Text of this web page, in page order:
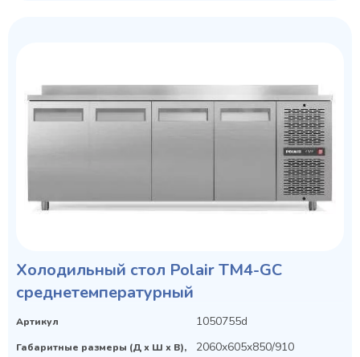
Холодильный стол Polair TM4-GC
среднетемпературный
Артикул 1050755d
Габаритные размеры (Д х Ш х В),
2060x605x850/910